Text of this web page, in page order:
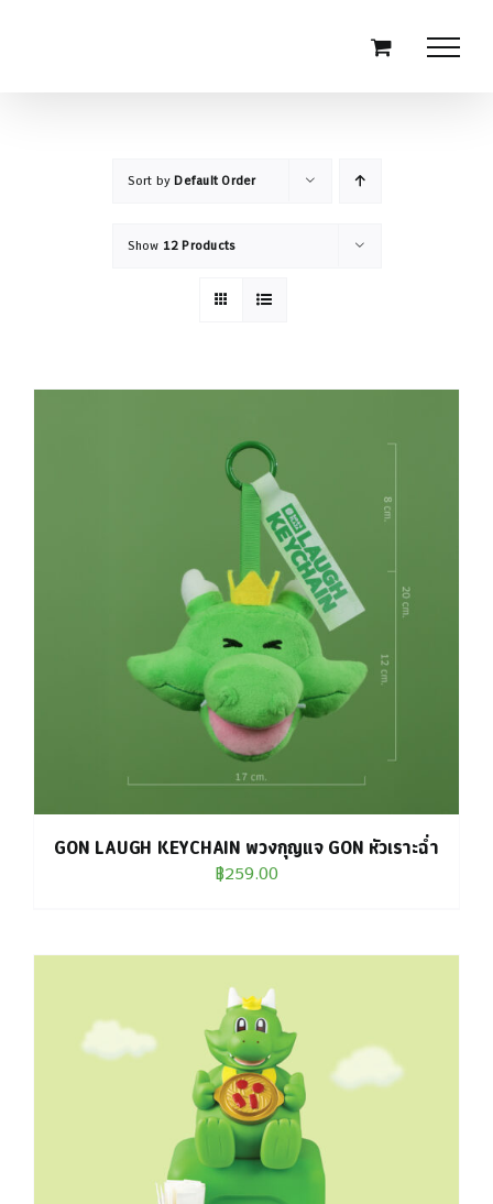
Sort byDefault Order
Show 12 Products
GON LAUGH KEYCHAIN พวงกุญแจ GON หัวเราะฉ่ำ
฿259.00